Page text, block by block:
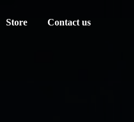
Store Contact us